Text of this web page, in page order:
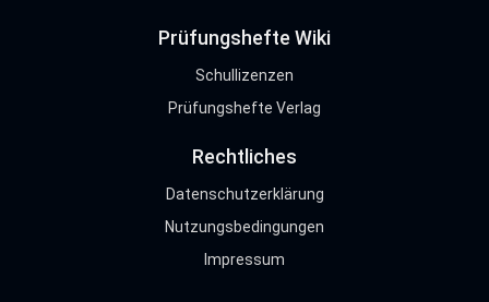
Prüfungshefte Wiki
Schullizenzen
Prüfungshefte Verlag
Rechtliches
Datenschutzerklärung
Nutzungsbedingungen
Impressum